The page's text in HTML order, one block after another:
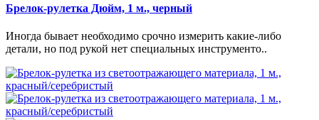
Брелок-рулетка Дюйм, 1 м., черный
Иногда бывает необходимо срочно измерить какие-либо
детали, но под рукой нет специальных инструменто..